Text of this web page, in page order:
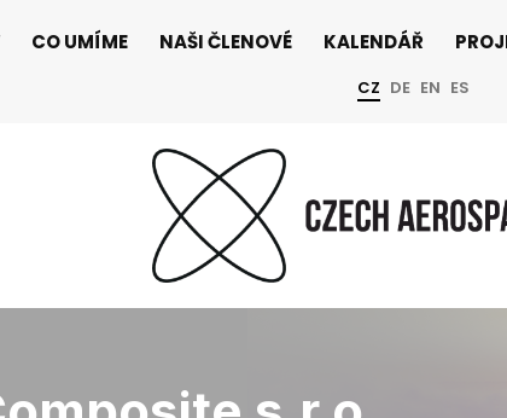
CO UMÍME NAŠI ČLENOVÉ KALENDÁŘ
CZ DE EN ES